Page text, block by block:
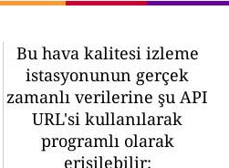
Bu hava kalitesi izleme
istasyonunun gerçek
zamanlı verilerine şu API
URL'si kullanılarak
programlı olarak
erişilebilir: